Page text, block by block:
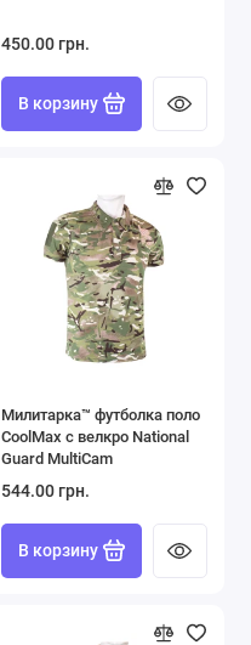
450.00 грн.
В корзину
Милитарка™ футболка поло
CoolMax с велкро National
Guard MultiCam
544.00 грн.
В корзину